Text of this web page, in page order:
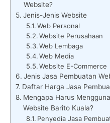
Website?
Jenis-Jenis Website
Web Personal
Website Perusahaan
Web Lembaga
Web Media
Website E-Commerce
Jenis Jasa Pembuatan
Daftar Harga Jasa
Mengapa Harus
Website Barito Kuala?
Penyedia Jasa